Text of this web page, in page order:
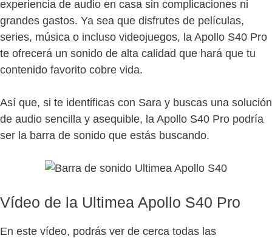
experiencia de audio en casa sin complicaciones ni
grandes gastos. Ya sea que disfrutes de películas,
series, música o incluso videojuegos, la Apollo S40 Pro
te ofrecerá un sonido de alta calidad que hará que tu
contenido favorito cobre vida.
Así que, si te identificas con Sara y buscas una solución
de audio sencilla y asequible, la Apollo S40 Pro podría
ser la barra de sonido que estás buscando.
Vídeo de la Ultimea Apollo S40 Pro
En este vídeo, podrás ver de cerca todas las